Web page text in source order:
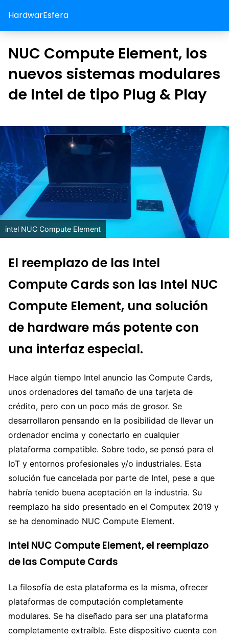
HardwarEsfera
NUC Compute Element, los
nuevos sistemas modulares
de Intel de tipo Plug & Play
intel NUC Compute Element
El reemplazo de las Intel
Compute Cards son las Intel NUC
Compute Element, una solución
de hardware más potente con
una interfaz especial.
Hace algún tiempo Intel anuncio las Compute Cards,
unos ordenadores del tamaño de una tarjeta de
crédito, pero con un poco más de grosor. Se
desarrollaron pensando en la posibilidad de llevar un
ordenador encima y conectarlo en cualquier
plataforma compatible. Sobre todo, se pensó para el
IoT y entornos profesionales y/o industriales. Esta
solución fue cancelada por parte de Intel, pese a que
habría tenido buena aceptación en la industria. Su
reemplazo ha sido presentado en el Computex 2019 y
se ha denominado NUC Compute Element.
Intel NUC Compute Element, el reemplazo
de las Compute Cards
La filosofía de esta plataforma es la misma, ofrecer
plataformas de computación completamente
modulares. Se ha diseñado para ser una plataforma
completamente extraíble. Este dispositivo cuenta con